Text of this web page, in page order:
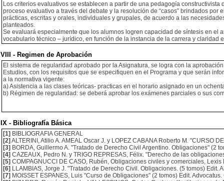
Los criterios evaluativos se establecen a partir de una pedagogía
proceso evaluativo a través del debate y la resolución de “casos” brindados
prácticas, escritas y orales, individuales y grupales, de acuerdo a las
planteados.
Se evaluará especialmente que los alumnos logren capacidad de síntesis en
vocabulario técnico – jurídico, en función de la instancia de la carrera y claridad
VIII - Regimen de Aprobación
El sistema de regularidad aprobado por la Asignatura, se logra con la
Estudios, con los requisitos que se especifiquen en el Programa y que serán
a la normativa vigente:
a) Asistencia a las clases teóricas- practicas en el horario asignado en un
b) Régimen de regularidad: se deberá aprobar los exámenes parciales o sus
IX - Bibliografía Básica
[1] BIBLIOGRAFIA GENERAL
[2] ALTERINI, Atilio A. AMEAL Oscar J. y LOPEZ CABANA Roberto M. "CURSO
[3] BORDA, Guillermo A. "Tratado de Derecho Civil Argentino. Obligaciones" (2
[4] CAZEAUX, Pedro N. y TRIGO REPRESAS, Félix. "Derecho de las
[5] COMPAGNUCCI DE CASO, Rubén, Obligaciones civiles y comerciales, Lexis
[6] LLAMBIAS, Jorge J. "Tratado de Derecho Civil. Obligaciones. (5 tomos) Edit.
[7] MOISSET ESPANES, Luis "Curso de Obligaciones" (2 tomos) Edit.